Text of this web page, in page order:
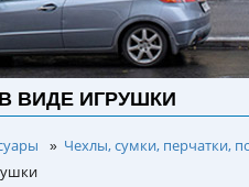
ВИДЕ ИГРУШКИ
» Чехлы, сумки, перчатки,